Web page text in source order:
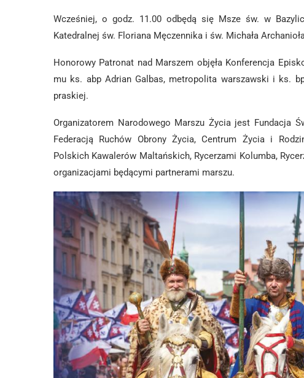
Wcześniej, o godz. 11.00 odbędą się Msze św. w
Katedralnej św. Floriana Męczennika i św. Michała
Honorowy Patronat nad Marszem objęła Konferencja
mu ks. abp Adrian Galbas, metropolita warszawski i ks.
praskiej.
Organizatorem Narodowego Marszu Życia jest Fundacja
Federacją Ruchów Obrony Życia, Centrum Życia i
Polskich Kawalerów Maltańskich, Rycerzami Kolumba,
organizacjami będącymi partnerami marszu.